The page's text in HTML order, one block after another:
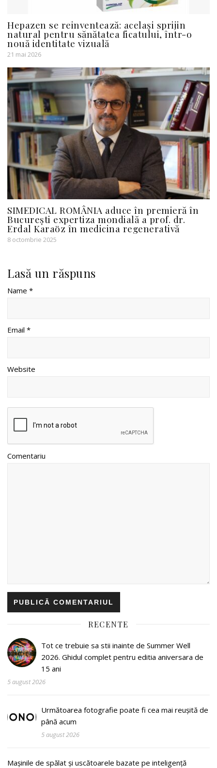
Hepazen se reinventează: același sprijin
natural pentru sănătatea ficatului, într-o
nouă identitate vizuală
21 mai 2026
SIMEDICAL ROMÂNIA aduce în premieră în
București expertiza mondială a prof. dr.
Erdal Karaöz în medicina regenerativă
8 octombrie 2025
Lasă un răspuns
Name *
Email *
Website
Comentariu
RECENTE
Tot ce trebuie sa stii inainte de Summer Well
2026. Ghidul complet pentru editia aniversara de
15 ani
5 august 2026
Următoarea fotografie poate fi cea mai reușită de
până acum
5 august 2026
Mașinile de spălat și uscătoarele bazate pe inteligență